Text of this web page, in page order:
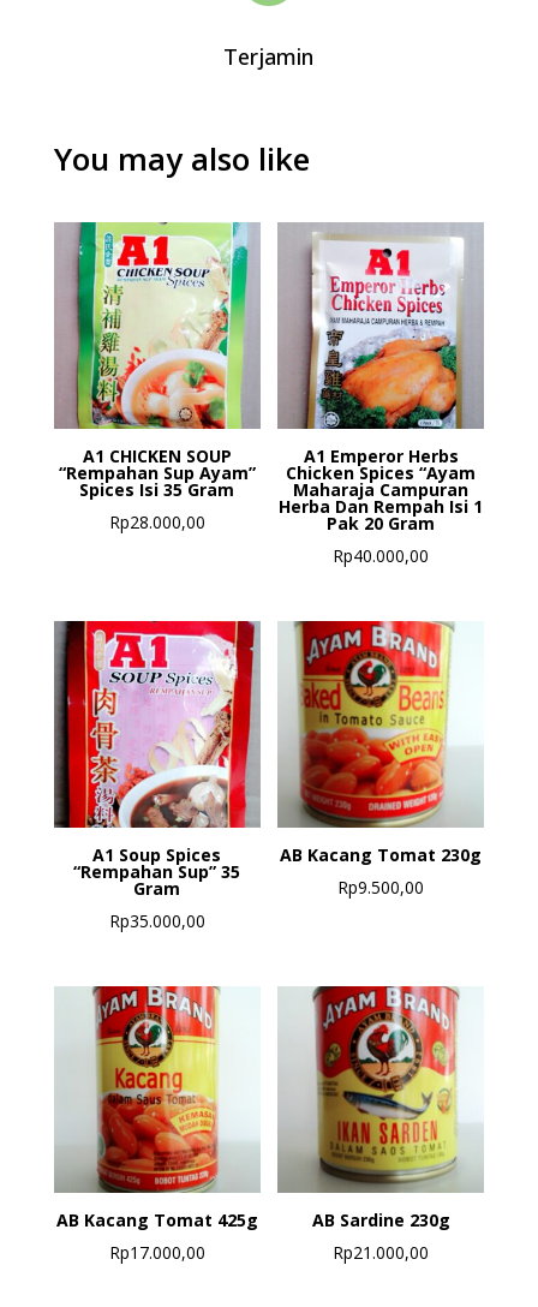
Terjamin
You may also like
A1 CHICKEN SOUP
“Rempahan Sup Ayam”
Spices Isi 35 Gram
Rp28.000,00
A1 Emperor Herbs
Chicken Spices “Ayam
Maharaja Campuran
Herba Dan Rempah Isi 1
Pak 20 Gram
Rp40.000,00
A1 Soup Spices
“Rempahan Sup” 35
Gram
Rp35.000,00
AB Kacang Tomat 230g
Rp9.500,00
AB Kacang Tomat 425g
Rp17.000,00
AB Sardine 230g
Rp21.000,00